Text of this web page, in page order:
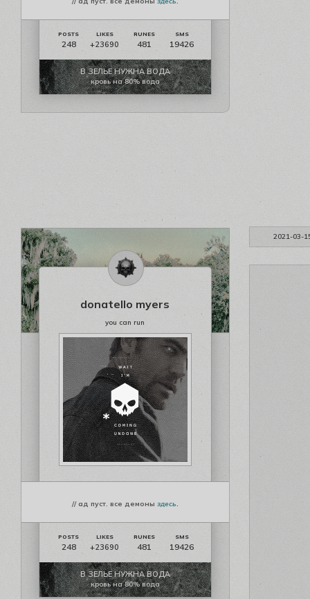
248 +23690 481 19426
В ЗЕЛЬЕ НУЖНА ВОДА
кровь на 80% вода
2021-03-
donatello myers
you can run
// ад пуст. все демоны здесь.
248 +23690 481 19426
В ЗЕЛЬЕ НУЖНА ВОДА
кровь на 80% вода